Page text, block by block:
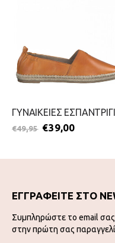
€49,95 €39,00
ΕΓΓΡΑΦΕΙΤΕ ΣΤΟ
Συμπληρώστε το email
στην πρώτη σας